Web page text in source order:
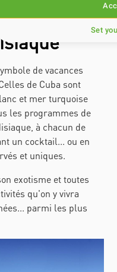
sur
de vacances
de Cuba sont
et mer turquoise
les programmes de
à chacun de
un cocktail... ou en
et uniques.
exotisme et toutes
qu'on y vivra
parmi les plus
Set